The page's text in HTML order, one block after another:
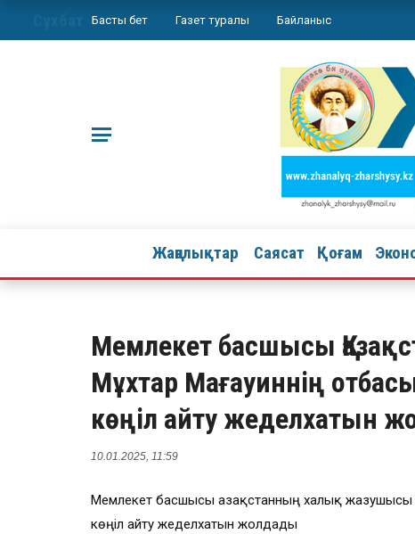
Басты бет Газет туралы Байланыс
Жаңалықтар Саясат Қоғам
Мемлекет басшысы
Мұхтар Мағауиннің
көңіл айту жеделхатын
10.01.2025, 11:59
Мемлекет басшысы Қазақстанның халық
көңіл айту жеделхатын жолдады